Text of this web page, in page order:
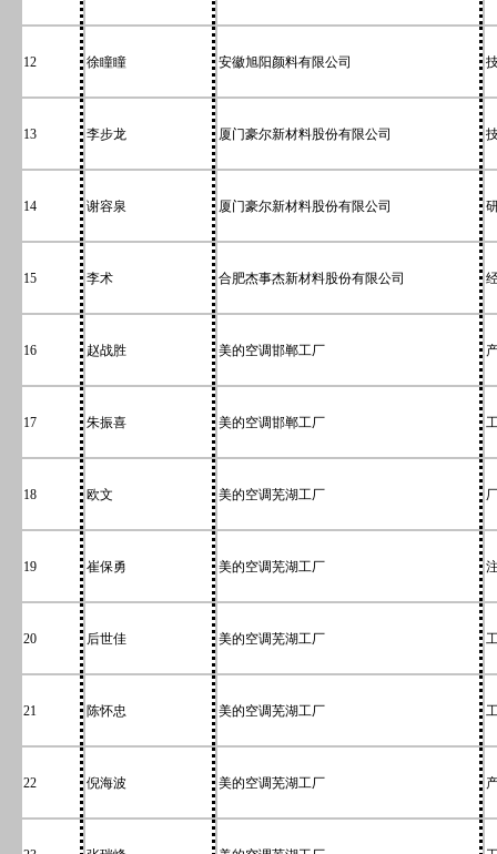
12 徐瞳瞳 安徽旭阳颜料有限公司
13 李步龙 厦门豪尔新材料股份有限公司
14 谢容泉 厦门豪尔新材料股份有限公司
15 李术 合肥杰事杰新材料股份有限公司
16 赵战胜 美的空调邯郸工厂
17 朱振喜 美的空调邯郸工厂
18 欧文 美的空调芜湖工厂
19 崔保勇 美的空调芜湖工厂
20 后世佳 美的空调芜湖工厂
21 陈怀忠 美的空调芜湖工厂
22 倪海波 美的空调芜湖工厂